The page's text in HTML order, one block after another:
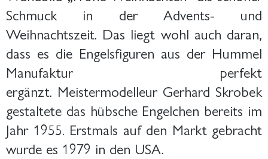
Schmuck in der Advents- und
Weihnachtszeit. Das liegt wohl auch daran,
dass es die Engelsfiguren aus der Hummel
Manufaktur perfekt
ergänzt. Meistermodelleur Gerhard Skrobek
gestaltete das hübsche Engelchen bereits im
Jahr 1955. Erstmals auf den Markt gebracht
wurde es 1979 in den USA.